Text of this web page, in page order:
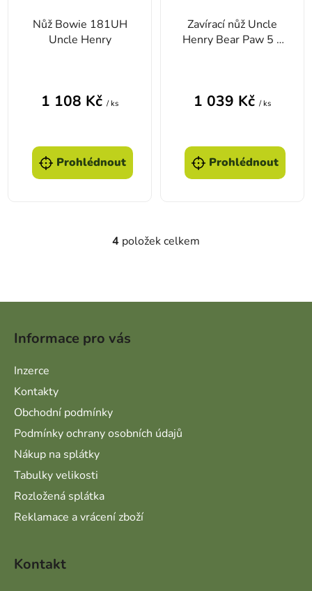
Nůž Bowie 181UH
Uncle Henry
1 108 Kč / ks
Prohlédnout
Zavírací nůž Uncle
Henry Bear Paw 5 s
1 039 Kč / ks
Prohlédnout
Ovládací prvky výpisu
4 položek celkem
Informace pro vás
Inzerce
Kontakty
Obchodní podmínky
Podmínky ochrany osobních údajů
Nákup na splátky
Tabulky velikosti
Rozložená splátka
Reklamace a vrácení zboží
Kontakt